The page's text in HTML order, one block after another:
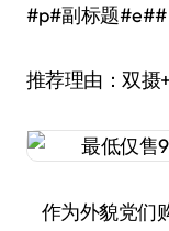
#p#副标题
推荐理由：双摄
作为外貌党们